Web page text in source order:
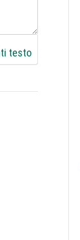
testo